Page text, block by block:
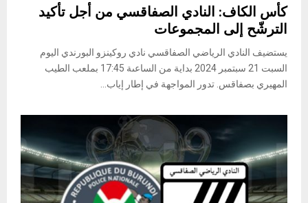
كأس الكاف: النادي الصفاقسي من أجل تأكيد
الترشّح إلى المجموعات
يستضيف النادي الرياضي الصفاقسي نادي روكينزو البورندي اليوم
السبت 21 سبتمبر 2024 بداية من الساعىة 17:45 بملعب الطيب
المهيري بصفاقس. تدور المواجهة في إطار إياب...